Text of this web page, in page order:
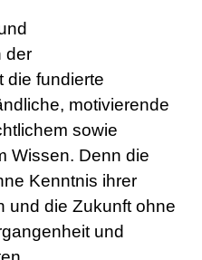
der
die fundierte
motivierende
sowie
Wissen. Denn die
Kenntnis ihrer
und die Zukunft ohne
und